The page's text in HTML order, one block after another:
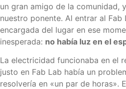
un gran amigo de la comunidad, y
nuestro ponente. Al entrar al Fab
encargada del lugar en ese
inesperada: no había luz en el
La electricidad funcionaba en el
justo en Fab Lab había un
resolvería en «un par de horas».